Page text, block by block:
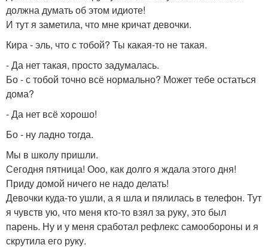
должна думать об этом идиоте!
И тут я заметила, что мне кричат девочки.
Кира - эль, что с тобой? Ты какая-то не такая.
- Да нет такая, просто задумалась.
Бо - с тобой точно всё нормально? Может тебе остаться
дома?
- Да нет всё хорошо!
Бо - ну ладно тогда.
Мы в школу пришли.
Сегодня пятница! Ооо, как долго я ждала этого дня!
Приду домой ничего не надо делать!
Девочки куда-то ушли, а я шла и пялилась в телефон. Тут
я чувств ую, что меня кто-то взял за руку, это был
парень. Ну и у меня сработал рефлекс самообороны и я
скрутила его руку.